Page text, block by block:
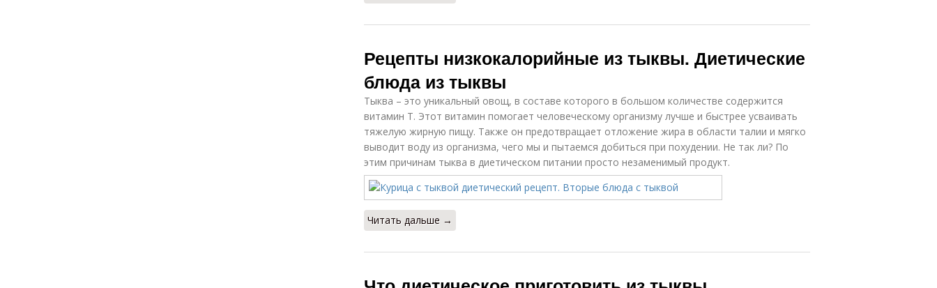
Десерт из
тыквы
Запеканки с
тыквой
Вкусное блюдо Блюдо из тыквы
Гарнир из
Пюре из тыквы Тыква с мясом Салат с тыквой
Рецепты низкокалорийные из тыквы. Диетические
блюда из тыквы
Тыква – это уникальный овощ, в составе которого в большом количестве содержится
витамин Т. Этот витамин помогает человеческому организму лучше и быстрее усваивать
тяжелую жирную пищу. Также он предотвращает отложение жира в области талии и мягко
выводит воду из организма, чего мы и пытаемся добиться при похудении. Не так ли? По
этим причинам тыква в диетическом питании просто незаменимый продукт.
Читать дальше →